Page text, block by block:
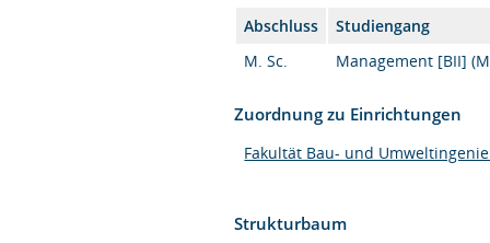
Abschluss
Studiengang
M. Sc.
Management [BII]
Zuordnung zu Einrichtungen
Fakultät Bau- und
Strukturbaum